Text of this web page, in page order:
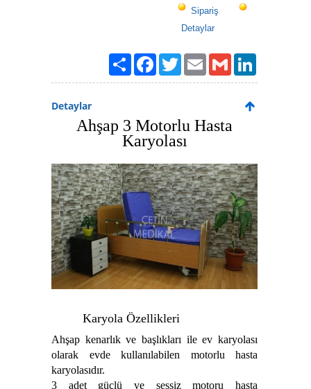
Sipariş
Detaylar
PaylaşFacebook
TwitterEmailGmail
Detaylar
Ahşap 3 Motorlu Hasta
Karyolası
Karyola Özellikleri
Ahşap kenarlık ve başlıkları ile ev karyolası
olarak evde kullanılabilen motorlu hasta
karyolasıdır.
3 adet güçlü ve sessiz motoru hasta